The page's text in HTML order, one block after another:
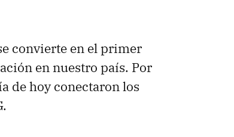
convierte en el primer
en nuestro país. Por
de hoy conectaron los